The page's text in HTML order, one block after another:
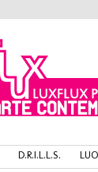
D.R.I.L.L.S.